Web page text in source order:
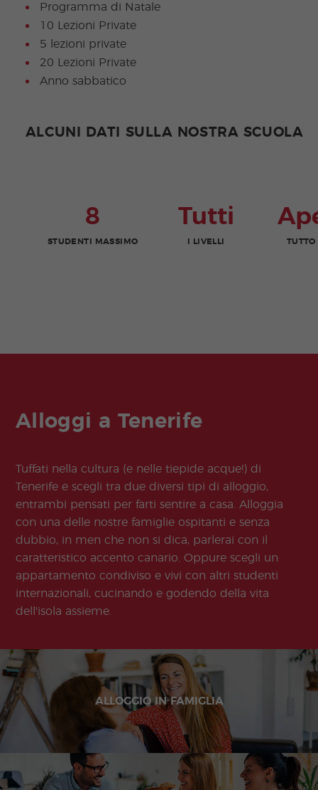
Programma di Natale
10 Lezioni Private
5 lezioni private
20 Lezioni Private
Anno sabbatico
ALCUNI DATI SULLA NOSTRA SCUOLA
8
STUDENTI MASSIMO
Tutti
I LIVELLI
Alloggi a Tenerife
Tuffati nella cultura (e nelle tiepide acque!) di
Tenerife e scegli tra due diversi tipi di alloggio,
entrambi pensati per farti sentire a casa. Alloggia
con una delle nostre famiglie ospitanti e senza
dubbio, in men che non si dica, parlerai con il
caratteristico accento canario. Oppure scegli un
appartamento condiviso e vivi con altri studenti
internazionali, cucinando e godendo della vita
dell'isola assieme.
ALLOGGIO IN FAMIGLIA